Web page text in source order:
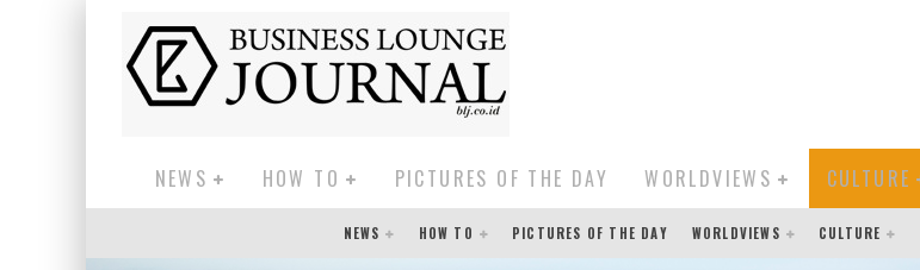
NEWS HOW TO PICTURES OF THE DAY WORLDVIEWS CULTURE
NEWS HOW TO PICTURES OF THE DAY WORLDVIEWS CULTURE